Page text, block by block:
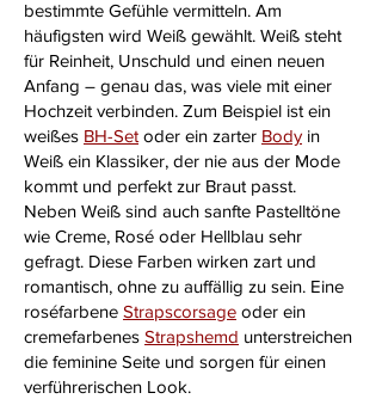
bestimmte Gefühle vermitteln. Am
häufigsten wird Weiß gewählt. Weiß steht
für Reinheit, Unschuld und einen neuen
Anfang – genau das, was viele mit einer
Hochzeit verbinden. Zum Beispiel ist ein
weißes BH-Set oder ein zarter Body in
Weiß ein Klassiker, der nie aus der Mode
kommt und perfekt zur Braut passt.
Neben Weiß sind auch sanfte Pastelltöne
wie Creme, Rosé oder Hellblau sehr
gefragt. Diese Farben wirken zart und
romantisch, ohne zu auffällig zu sein. Eine
roséfarbene Strapscorsage oder ein
cremefarbenes Strapshemd unterstreichen
die feminine Seite und sorgen für einen
verführerischen Look.